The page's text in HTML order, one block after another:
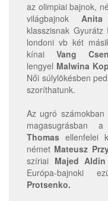
az olimpiai bajnok,
világbajnok Anita
klasszisnak
londoni vb két
kínaiVang
lengyel Malwina
Női súlylökésben
szoríthatunk.
Az ugró
magasugrásban
Thomas ellenfelei
német Mateusz
szíriai Majed Aldin
Európa-bajnoki
Protsenko.